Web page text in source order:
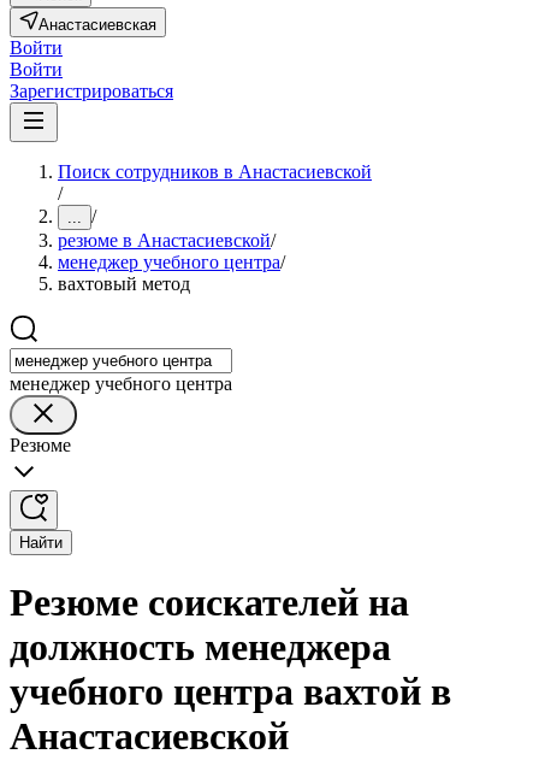
Анастасиевская
Войти
Войти
Зарегистрироваться
Поиск сотрудников в Анастасиевской
/
... /
резюме в Анастасиевской/
менеджер учебного центра/
вахтовый метод
менеджер учебного центра
Резюме
Найти
Резюме соискателей на
должность менеджера
учебного центра вахтой в
Анастасиевской